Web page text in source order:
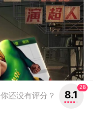
你还没有评分？ 8.1
28